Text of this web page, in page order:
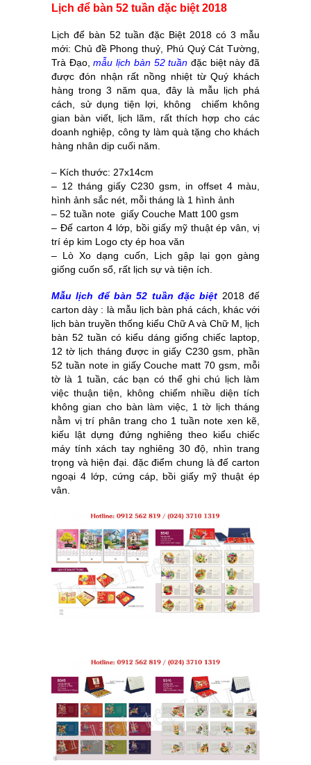
Lịch để bàn 52 tuần đặc biệt 2018
Lịch để bàn 52 tuần đặc Biệt 2018 có 3 mẫu
mới: Chủ đề Phong thuỷ, Phú Quý Cát Tường,
Trà Đạo,mẫu lịch bàn 52 tuần đặc biệt này đã
được đón nhận rất nồng nhiệt từ Quý khách
hàng trong 3 năm qua, đây là mẫu lịch phá
cách, sử dụng tiện lợi, không chiếm không
gian bàn viết, lịch lãm, rất thích hợp cho các
doanh nghiệp, công ty làm quà tặng cho khách
hàng nhân dịp cuối năm.
– Kích thước: 27x14cm
– 12 tháng giấy C230 gsm, in offset 4 màu,
hình ảnh sắc nét, mỗi tháng là 1 hình ảnh
– 52 tuần note giấy Couche Matt 100 gsm
– Đế carton 4 lớp, bồi giấy mỹ thuật ép vân, vị
trí ép kim Logo cty ép hoa văn
– Lò Xo dạng cuốn, Lịch gập lại gọn gàng
giống cuốn sổ, rất lịch sự và tiện ích.
Mẫu lịch để bàn 52 tuần đặc biệt 2018 đế
carton dày : là mẫu lịch bàn phá cách, khác với
lịch bàn truyền thống kiểu Chữ A và Chữ M, lịch
bàn 52 tuần có kiểu dáng giống chiếc laptop,
12 tờ lịch tháng được in giấy C230 gsm, phần
52 tuần note in giấy Couche matt 70 gsm, mỗi
tờ là 1 tuần, các bạn có thể ghi chú lịch làm
việc thuận tiện, không chiếm nhiều diện tích
không gian cho bàn làm việc, 1 tờ lịch tháng
nằm vị trí phân trang cho 1 tuần note xen kẽ,
kiếu lật dựng đứng nghiêng theo kiểu chiếc
máy tính xách tay nghiêng 30 độ, nhìn trang
trọng và hiện đại. đặc điểm chung là đế carton
ngoại 4 lớp, cứng cáp, bồi giấy mỹ thuật ép
vân.